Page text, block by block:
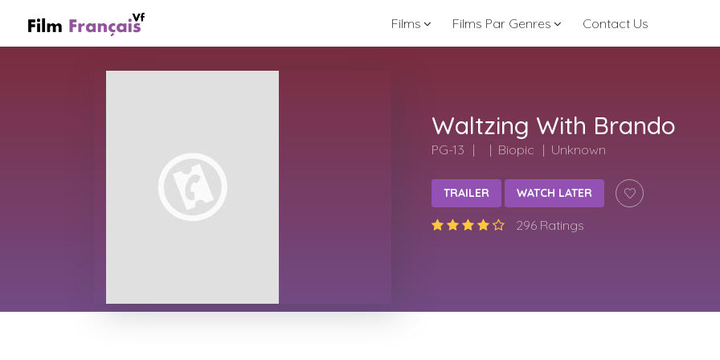
Films Films Par Genres Contact Us
Waltzing With Brando
PG-13 Biopic Unknown
TRAILER WATCH LATER
296 Ratings